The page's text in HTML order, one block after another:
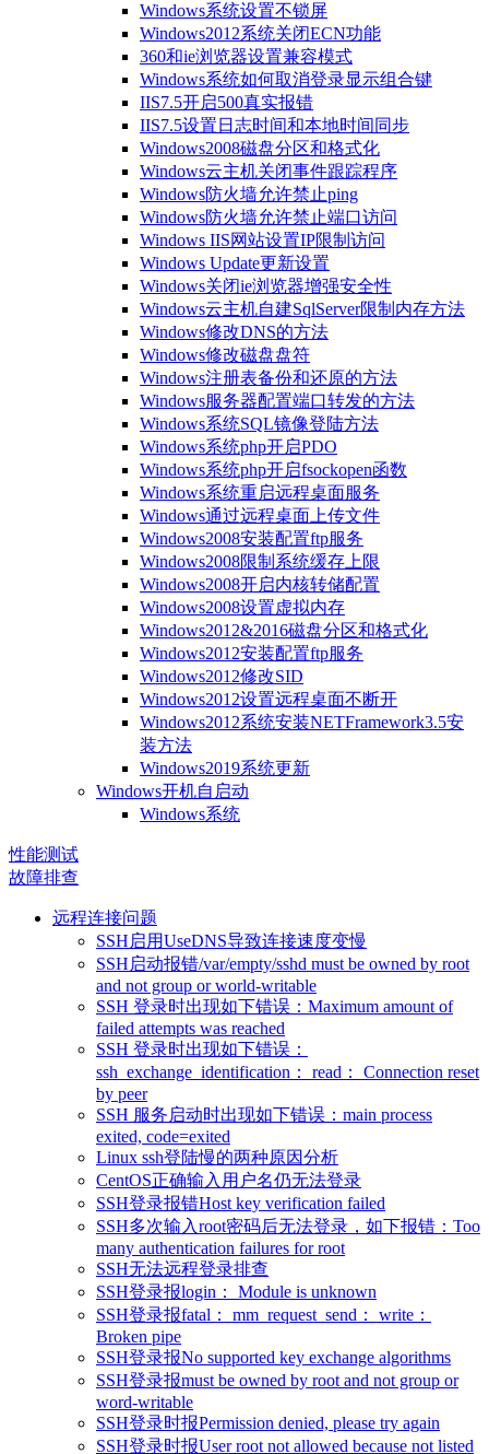
Windows系统设置不锁屏
Windows2012系统关闭ECN功能
360和ie浏览器设置兼容模式
Windows系统如何取消登录显示组合键
IIS7.5开启500真实报错
IIS7.5设置日志时间和本地时间同步
Windows2008磁盘分区和格式化
Windows云主机关闭事件跟踪程序
Windows防火墙允许禁止ping
Windows防火墙允许禁止端口访问
Windows IIS网站设置IP限制访问
Windows Update更新设置
Windows关闭ie浏览器增强安全性
Windows云主机自建SqlServer限制内存方法
Windows修改DNS的方法
Windows修改磁盘盘符
Windows注册表备份和还原的方法
Windows服务器配置端口转发的方法
Windows系统SQL镜像登陆方法
Windows系统php开启PDO
Windows系统php开启fsockopen函数
Windows系统重启远程桌面服务
Windows通过远程桌面上传文件
Windows2008安装配置ftp服务
Windows2008限制系统缓存上限
Windows2008开启内核转储配置
Windows2008设置虚拟内存
Windows2012&2016磁盘分区和格式化
Windows2012安装配置ftp服务
Windows2012修改SID
Windows2012设置远程桌面不断开
Windows2012系统安装NETFramework3.5安
装方法
Windows2019系统更新
Windows开机自启动
Windows系统
性能测试
故障排查
远程连接问题
SSH启用UseDNS导致连接速度变慢
SSH启动报错/var/empty/sshd must be owned by root
and not group or world-writable
SSH 登录时出现如下错误：Maximum amount of
failed attempts was reached
SSH 登录时出现如下错误：
ssh_exchange_identification： read： Connection reset
by peer
SSH 服务启动时出现如下错误：main process
exited, code=exited
Linux ssh登陆慢的两种原因分析
CentOS正确输入用户名仍无法登录
SSH登录报错Host key verification failed
SSH多次输入root密码后无法登录，如下报错：Too
many authentication failures for root
SSH无法远程登录排查
SSH登录报login： Module is unknown
SSH登录报fatal： mm_request_send： write：
Broken pipe
SSH登录报No supported key exchange algorithms
SSH登录报must be owned by root and not group or
word-writable
SSH登录时报Permission denied, please try again
SSH登录时报User root not allowed because not listed